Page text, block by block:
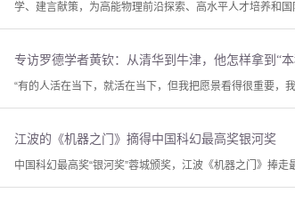
学、建言献策，为高能物理前沿探索、高水平人才培养和
专访罗德学者黄钦：从清华到牛津，他怎样拿到“本
“有的人活在当下，就活在当下，但我把愿景看得很重要
江波的《机器之门》摘得中国科幻最高奖银河奖
中国科幻最高奖“银河奖”蓉城颁奖，江波《机器之门》捧